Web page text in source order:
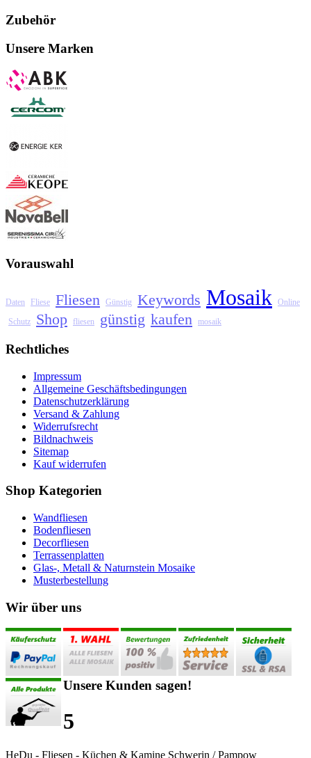
Zubehör
Unsere Marken
Vorauswahl
Daten Fliese Fliesen Günstig Keywords Mosaik
Online
Schutz
Shop fliesen günstig kaufen mosaik
Rechtliches
Impressum
Allgemeine Geschäftsbedingungen
Datenschutzerklärung
Versand & Zahlung
Widerrufsrecht
Bildnachweis
Sitemap
Kauf widerrufen
Shop Kategorien
Wandfliesen
Bodenfliesen
Decorfliesen
Terrassenplatten
Glas-, Metall & Naturnstein Mosaike
Musterbestellung
Wir über uns
Unsere Kunden sagen!
5
HeDu - Fliesen - Küchen & Kamine Schwerin / Pampow